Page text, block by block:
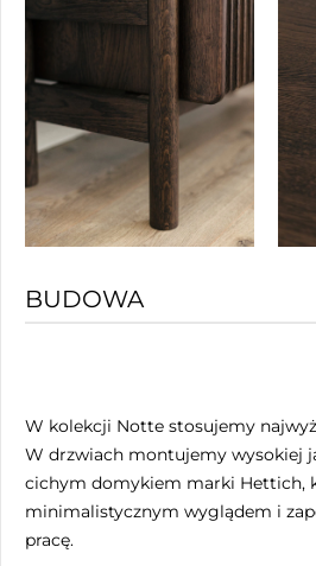
BUDOWA
W kolekcji Notte stosujemy
W drzwiach montujemy wysokiej
cichym domykiem marki Hettich,
minimalistycznym wyglądem i
pracę.